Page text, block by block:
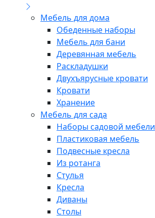
Мебель для дома
Обеденные наборы
Мебель для бани
Деревянная мебель
Раскладушки
Двухъярусные кровати
Кровати
Хранение
Мебель для сада
Наборы садовой мебели
Пластиковая мебель
Подвесные кресла
Из ротанга
Стулья
Кресла
Диваны
Столы